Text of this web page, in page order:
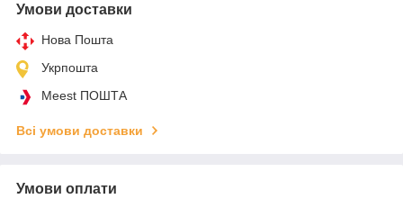
Умови доставки
Нова Пошта
Укрпошта
Meest ПОШТА
Всі умови доставки
Умови оплати